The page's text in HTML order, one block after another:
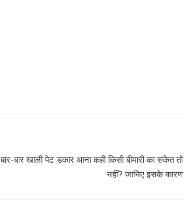
बार-बार खाली पेट डकार आना कहीं किसी बीमारी का संकेत तो
नहीं? जानिए इसके कारण